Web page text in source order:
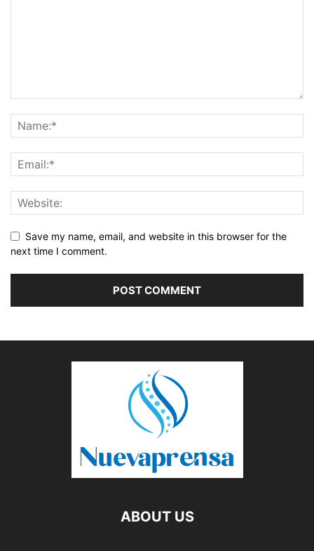
Save my name, email, and website in this browser for the
next time I comment.
ABOUT US